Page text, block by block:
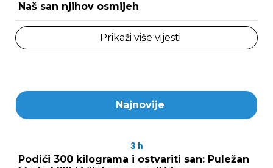
Naš san njihov osmijeh
Prikaži više vijesti
Najnovije
3 h
Podići 300 kilograma i ostvariti san: Puležan